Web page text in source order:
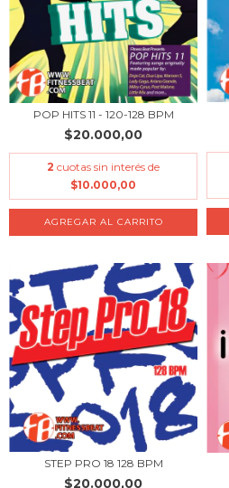
POP HITS 11 - 120-128 BPM
$20.000,00
2 cuotas sin interés de
$10.000,00
STEP PRO 18 128 BPM
$20.000,00